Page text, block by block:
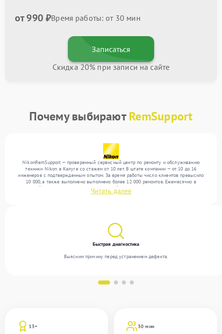
от 990 ₽Время работы: от 30 мин
Записаться
Скидка 20% при записи на сайте
Почему выбираютRemSupport
NikonRemSupport — проверенный сервисный центр по ремонту и обслуживанию
техники Nikon в Калуге со стажем от 10 лет. В штате компании — от 10 до 16
инженеров с подтвержденным опытом. За время работы число клиентов превысило
10 000, а также выполнено выполнено более 12 000 ремонтов. Ежемесячно в
сервисный центр поступает более 300 устройств, включая , , . Мы выполняем ремонт
различного уровня сложности и предлагаем стабильный уровень сервиса благодаря
Читать далее
13+
30 мин
Быстрая диагностика
Выясним причину перед устранением дефекта.